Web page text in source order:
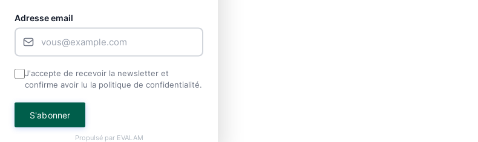
Adresse email
J'accepte de recevoir la newsletter et
confirme avoir lu la politique de confidentialité.
S'abonner
Propulsé par EVALAM